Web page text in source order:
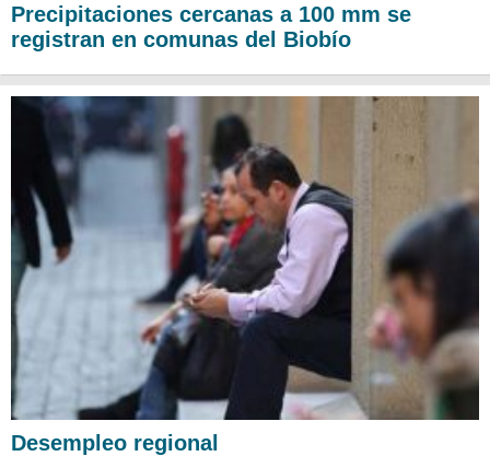
Precipitaciones cercanas a 100 mm se
registran en comunas del Biobío
Desempleo regional